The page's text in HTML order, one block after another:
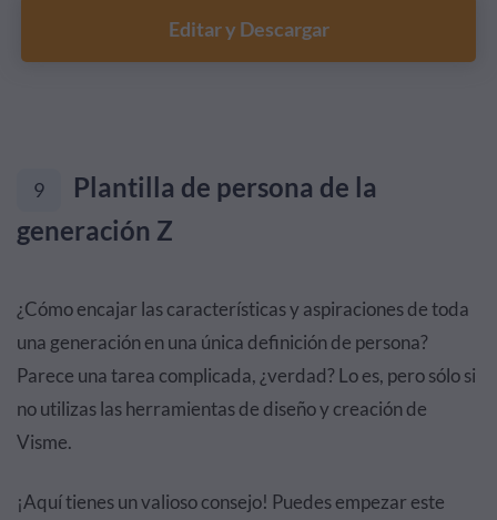
Editar y Descargar
9
Plantilla de persona de la
generación Z
¿Cómo encajar las características y aspiraciones de toda
una generación en una única definición de persona?
Parece una tarea complicada, ¿verdad? Lo es, pero sólo si
no utilizas las herramientas de diseño y creación de
Visme.
¡Aquí tienes un valioso consejo! Puedes empezar este